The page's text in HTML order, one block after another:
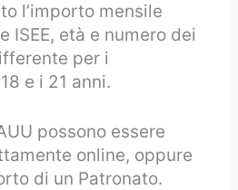
l’importo mensile
ISEE, età e numero dei
per i
e i 21 anni.
possono essere
online, oppure
di un Patronato.